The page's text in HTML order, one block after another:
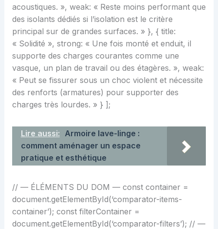
acoustiques. », weak: « Reste moins performant que
des isolants dédiés si l’isolation est le critère
principal sur de grandes surfaces. » }, { title:
« Solidité », strong: « Une fois monté et enduit, il
supporte des charges courantes comme une
vasque, un plan de travail ou des étagères. », weak:
« Peut se fissurer sous un choc violent et nécessite
des renforts (armatures) pour supporter des
charges très lourdes. » } ];
Lire aussi: Armoire lave-linge :
comment aménager un espace
pratique et esthétique
// — ÉLÉMENTS DU DOM — const container =
document.getElementById(‘comparator-items-
container’); const filterContainer =
document.getElementById(‘comparator-filters’); // —